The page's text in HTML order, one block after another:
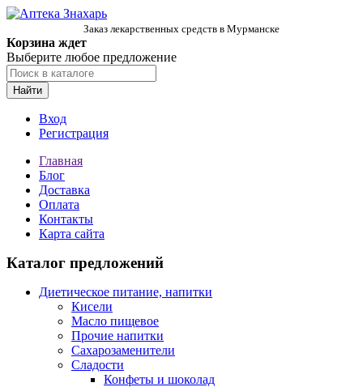
Заказ лекарственных средств в Мурманске
Корзина ждет
Выберите любое предложение
Найти
Вход
Регистрация
Главная
Блог
Доставка
Оплата
Контакты
Карта сайта
Каталог предложений
Диетическое питание, напитки
Кисели
Масло пищевое
Прочие напитки
Сахарозаменители
Сладости
Конфеты и шоколад